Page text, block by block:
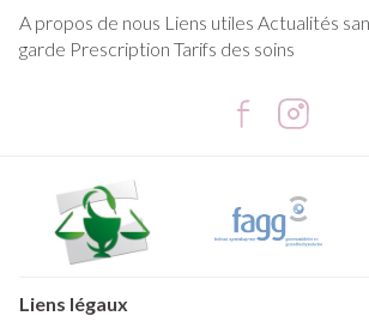
A propos de nous Liens utiles Actualités
garde Prescription Tarifs des soins
Liens légaux